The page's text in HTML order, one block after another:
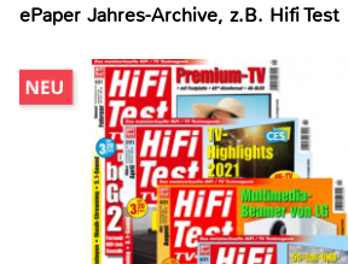
ePaper Jahres-Archive, z.B. Hifi Test